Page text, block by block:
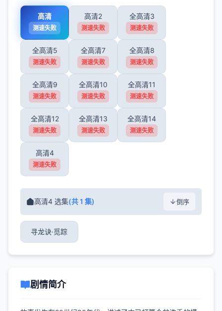
高清
测速失败
高清2
测速失败
全高清3
测速失败
全高清5
测速失败
全高清7
测速失败
全高清8
测速失败
全高清9
测速失败
全高清10
测速失败
全高清11
测速失败
全高清12
测速失败
全高清13
测速失败
全高清14
测速失败
高清4
测速失败
高清4 选集(共 1 集) 倒序
寻龙诀·觅踪
剧情简介